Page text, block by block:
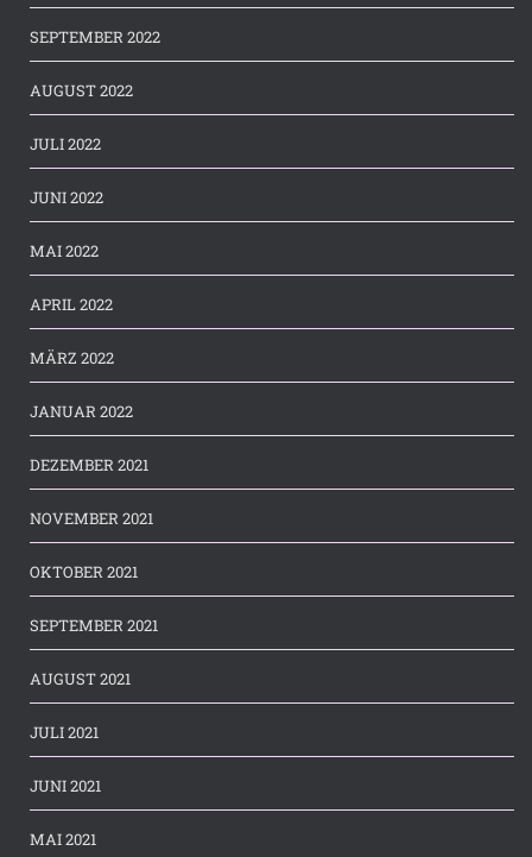
SEPTEMBER 2022
AUGUST 2022
JULI 2022
JUNI 2022
MAI 2022
APRIL 2022
MÄRZ 2022
JANUAR 2022
DEZEMBER 2021
NOVEMBER 2021
OKTOBER 2021
SEPTEMBER 2021
AUGUST 2021
JULI 2021
JUNI 2021
MAI 2021